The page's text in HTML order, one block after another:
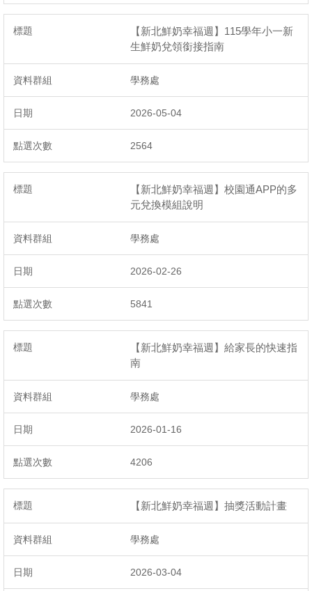
【新北鮮奶幸福週】115學年小一新
生鮮奶兌領銜接指南
學務處
2026-05-04
2564
【新北鮮奶幸福週】校園通APP的多
元兌換模組說明
學務處
2026-02-26
5841
【新北鮮奶幸福週】給家長的快速指
南
學務處
2026-01-16
4206
【新北鮮奶幸福週】抽獎活動計畫
學務處
2026-03-04